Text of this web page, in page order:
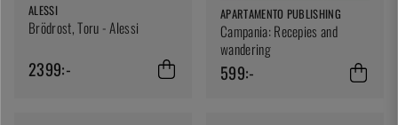
ALESSI
Brödrost, Toru - Alessi
2399:-
APARTAMENTO PUBLISHING
Campania: Recepies and
wandering
599:-